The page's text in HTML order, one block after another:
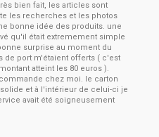
bien fait, les articles sont
les recherches et les photos
bonne idée des produits. une
qu'il était extremement simple
surprise au moment du
de port m'étaient offerts ( c'est
atteint les 80 euros ).
chez moi. le carton
et à l'intérieur de celui-ci je
avait été soigneusement